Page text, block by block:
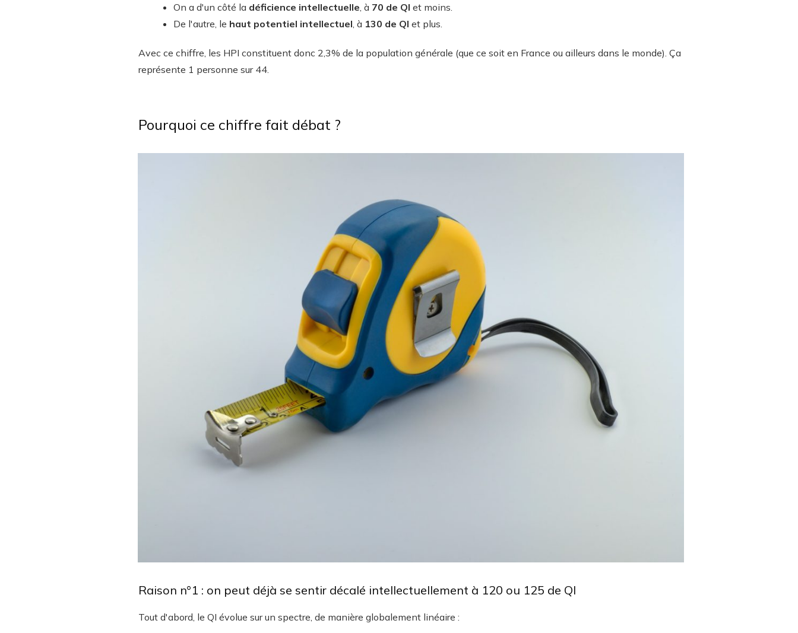
On a d'un côté la déficience intellectuelle , à 70 de QI et moins.
De l'autre, le haut potentiel intellectuel , à 130 de QI et plus.
Avec ce chiffre, les HPI constituent donc 2,3% de la population générale (que ce soit en France ou ailleurs dans le monde). Ça
représente 1 personne sur 44.
Pourquoi ce chiffre fait débat ?
Raison n°1 : on peut déjà se sentir décalé intellectuellement à 120 ou 125 de QI
Tout d'abord, le QI évolue sur un spectre, de manière globalement linéaire :